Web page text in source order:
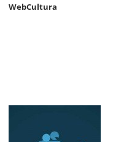
WebCultura